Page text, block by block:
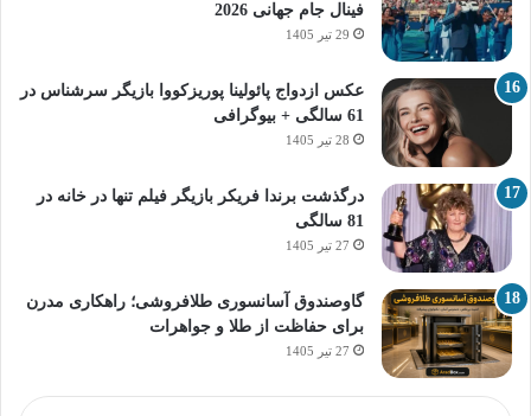
فینال جام جهانی 2026
29 تیر 1405
عکس ازدواج پائولینا پوریزکووا بازیگر سرشناس در
61 سالگی + بیوگرافی
28 تیر 1405
درگذشت برندا فریکر بازیگر فیلم تنها در خانه در
81 سالگی
27 تیر 1405
گاوصندوق آسانسوری طلافروشی؛ راهکاری مدرن
برای حفاظت از طلا و جواهرات
27 تیر 1405